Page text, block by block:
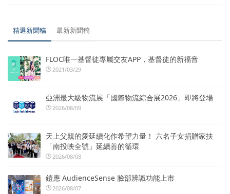
精選新聞稿 最新新聞稿
FLOC唯一基督徒專屬交友APP，基督徒的新福音
2021/03/29
亞洲最大級物流展「國際物流綜合展2026」即將登場
2026/08/09
天上父親的愛延續化作希望力量！ 六名子女捐贈家扶
「南投映全號」延續善的循環
2026/08/08
鎧應 AudienceSense 臉部辨識功能上市
2026/08/07